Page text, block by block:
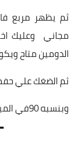
مجاني وعليك
الدومين متاح
ثم الضغك علي
وبنسبه 90في الميه انهو قد تم انشاء المدونه وتملك مدونه.